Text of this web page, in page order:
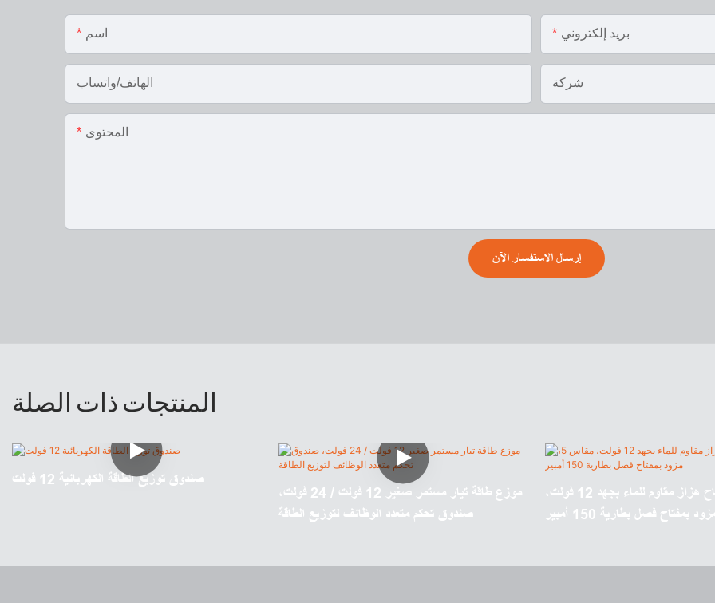
اسم بريد إلكتروني
الهاتف/واتساب شركة
المحتوى
إرسال الاستفسار الآن
المنتجات ذات الصلة
صندوق توزيع الطاقة الكهربائية 12 فولت
موزع طاقة تيار مستمر صغير 12 فولت / 24 فولت،
صندوق تحكم متعدد الوظائف لتوزيع الطاقة
صندوق مفتاح هزاز مقاوم للماء بجهد 12 فولت،